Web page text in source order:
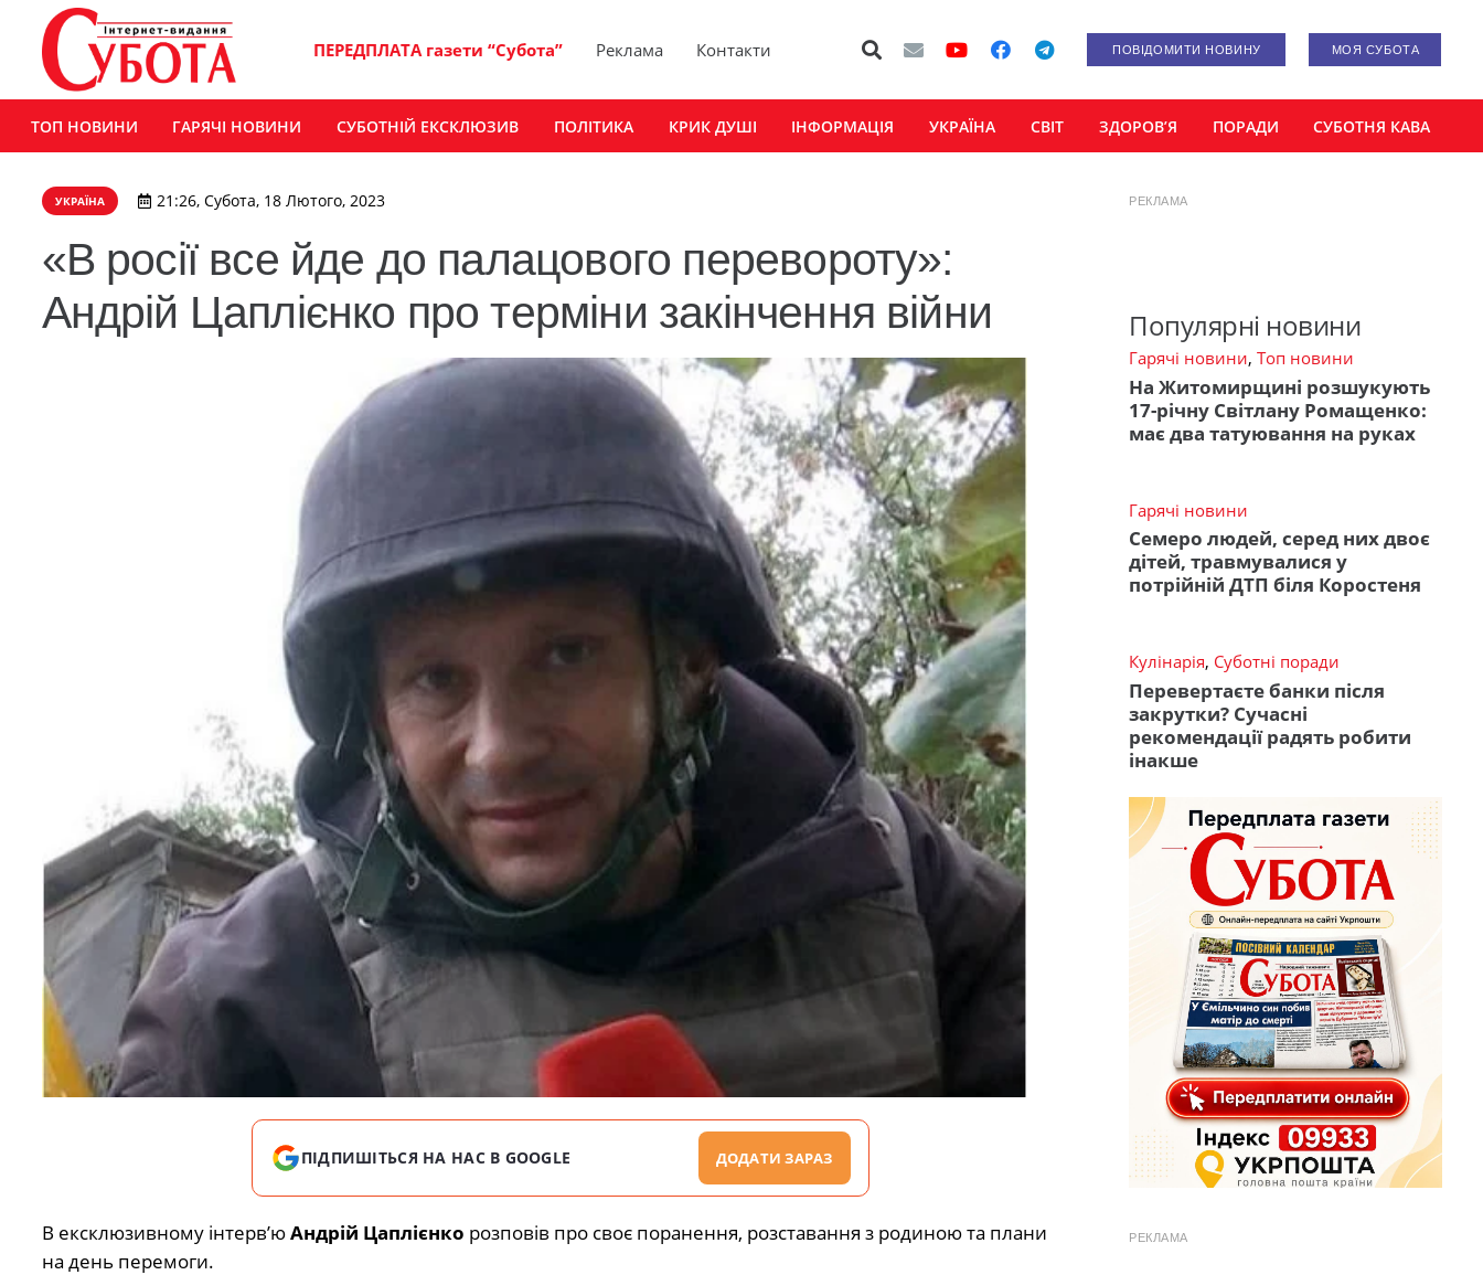
ПЕРЕДПЛАТА газети “Субота” Реклама Контакти ПОВІДОМИТИ НОВИНУ МОЯ СУБОТА
ТОП НОВИНИ ГАРЯЧІ НОВИНИ СУБОТНІЙ ЕКСКЛЮЗИВ ПОЛІТИКА КРИК ДУШІ ІНФОРМАЦІЯ УКРАЇНА СВІТ ЗДОРОВ’Я ПОРАДИ СУБОТНЯ КАВА
УКРАЇНА 21:26, Субота, 18 Лютого, 2023
«В росії все йде до палацового перевороту»:
Андрій Цаплієнко про терміни закінчення війни
ПІДПИШІТЬСЯ НА НАС В GOOGLE ДОДАТИ ЗАРАЗ
В ексклюзивному інтерв’юАндрій Цаплієнко розповів про своє поранення, розставання з родиною та плани
на день перемоги.
РЕКЛАМА
Популярні новини
Гарячі новини, Топ новини
На Житомирщині розшукують
17-річну Світлану Ромащенко:
має два татуювання на руках
Гарячі новини
Семеро людей, серед них двоє
дітей, травмувалися у
потрійній ДТП біля Коростеня
Кулінарія, Суботні поради
Перевертаєте банки після
закрутки? Сучасні
рекомендації радять робити
інакше
РЕКЛАМА